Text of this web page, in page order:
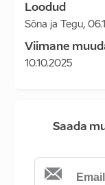
Loodud
Sõna ja Tegu,
Viimane
10.10.2025
Saada